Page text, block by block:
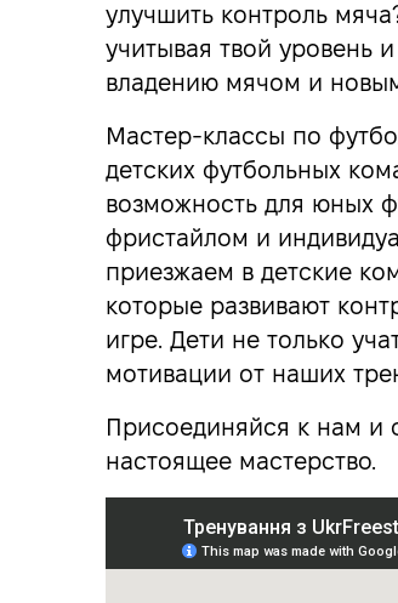
улучшить контроль
учитывая твой уровень
владению мячом и
Мастер-классы по
детских футбольных
возможность для юных
фристайлом и
приезжаем в детские
которые развивают
игре. Дети не только
мотивации от наших
Присоединяйся к нам и
настоящее мастерство.